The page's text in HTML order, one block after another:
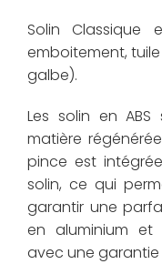
Solin Classique
emboitement,
galbe).
Les solin en
matière
pince est
solin, ce qui
garantir une
en aluminium et
avec une garantie